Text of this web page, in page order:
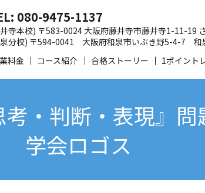
料金 コース紹介 合格ストーリー 1ポイント
080-9475-1137
寺本校) 〒583-0024 大阪府藤井寺市藤井寺1-11-19
分校) 〒594-0041 大阪府和泉市いぶき野5-4-7 和
・判断・表現』
学会ロゴス